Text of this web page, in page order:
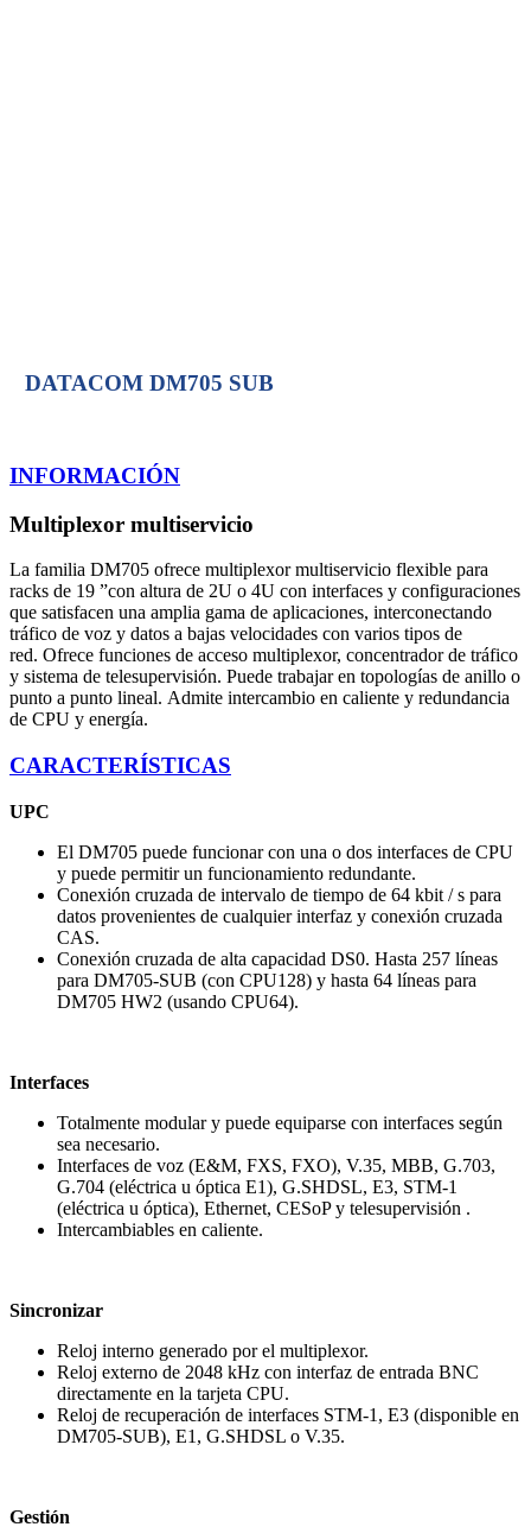
DATACOM DM705 SUB
INFORMACIÓN
Multiplexor multiservicio
La familia DM705 ofrece multiplexor multiservicio flexible para
racks de 19 ”con altura de 2U o 4U con interfaces y configuraciones
que satisfacen una amplia gama de aplicaciones, interconectando
tráfico de voz y datos a bajas velocidades con varios tipos de
red. Ofrece funciones de acceso multiplexor, concentrador de tráfico
y sistema de telesupervisión. Puede trabajar en topologías de anillo o
punto a punto lineal. Admite intercambio en caliente y redundancia
de CPU y energía.
CARACTERÍSTICAS
UPC
El DM705 puede funcionar con una o dos interfaces de CPU
y puede permitir un funcionamiento redundante.
Conexión cruzada de intervalo de tiempo de 64 kbit / s para
datos provenientes de cualquier interfaz y conexión cruzada
CAS.
Conexión cruzada de alta capacidad DS0. Hasta 257 líneas
para DM705-SUB (con CPU128) y hasta 64 líneas para
DM705 HW2 (usando CPU64).
Interfaces
Totalmente modular y puede equiparse con interfaces según
sea necesario.
Interfaces de voz (E&M, FXS, FXO), V.35, MBB, G.703,
G.704 (eléctrica u óptica E1), G.SHDSL, E3, STM-1
(eléctrica u óptica), Ethernet, CESoP y telesupervisión .
Intercambiables en caliente.
Sincronizar
Reloj interno generado por el multiplexor.
Reloj externo de 2048 kHz con interfaz de entrada BNC
directamente en la tarjeta CPU.
Reloj de recuperación de interfaces STM-1, E3 (disponible en
DM705-SUB), E1, G.SHDSL o V.35.
Gestión